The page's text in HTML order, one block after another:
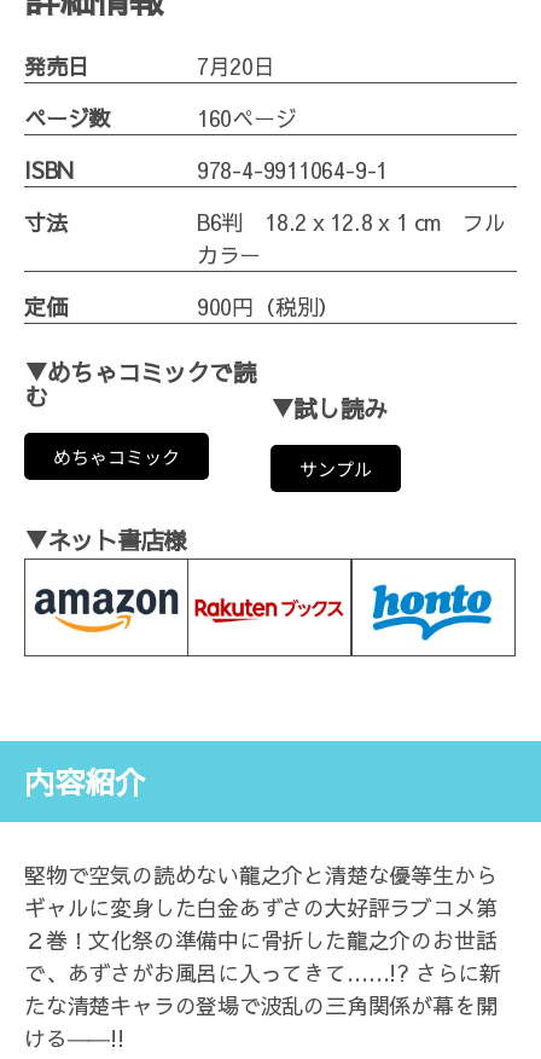
発売日
7月20日
ページ数
160ページ
ISBN
978-4-9911064-9-1
寸法
B6判 18.2 x 12.8 x 1 cm フル
カラー
定価
900円（税別）
▼めちゃコミックで読
む
めちゃコミック
▼試し読み
サンプル
▼ネット書店様
内容紹介
堅物で空気の読めない龍之介と清楚な優等生から
ギャルに変身した白金あずさの大好評ラブコメ第
２巻！文化祭の準備中に骨折した龍之介のお世話
で、あずさがお風呂に入ってきて……!? さらに新
たな清楚キャラの登場で波乱の三角関係が幕を開
ける――!!